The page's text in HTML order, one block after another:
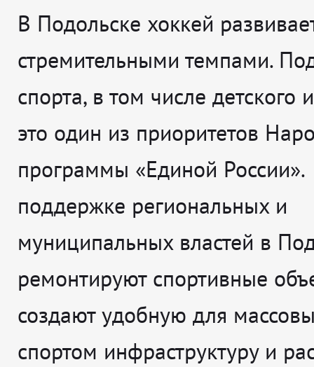
В Подольске хоккей
стремительными темпами.
спорта, в том числе детского
это один из приоритетов
программы «Единой России».
поддержке региональных и
муниципальных властей в
ремонтируют спортивные
создают удобную для
спортом инфраструктуру и